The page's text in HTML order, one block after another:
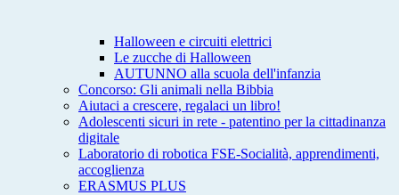
Halloween e circuiti elettrici
Le zucche di Halloween
AUTUNNO alla scuola dell'infanzia
Concorso: Gli animali nella Bibbia
Aiutaci a crescere, regalaci un libro!
Adolescenti sicuri in rete - patentino per la cittadinanza
digitale
Laboratorio di robotica FSE-Socialità, apprendimenti,
accoglienza
ERASMUS PLUS